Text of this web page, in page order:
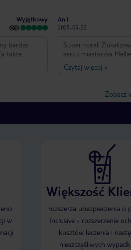
Wyjątkowy
bardzo
także
ale
Obsługa
kilku
różnych
basen),
An i
2025-05-22
Super hotel!
sercu miasteczka
dyspozycji ma kilka
bardzo dobrym
siłownia, sauna, jacuzzi,
pewnością znajdzie
bufetu, duży wybór.
Czytaj więcej »
Zobacz
w
Większość
rozszerza ubezpieczenia o
Inclusive - rozszerzenie
kosztów leczenia i
nieszczęśliwych